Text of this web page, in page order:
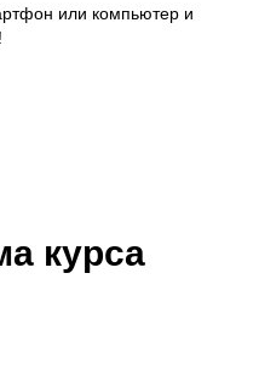
или компьютер и
курса